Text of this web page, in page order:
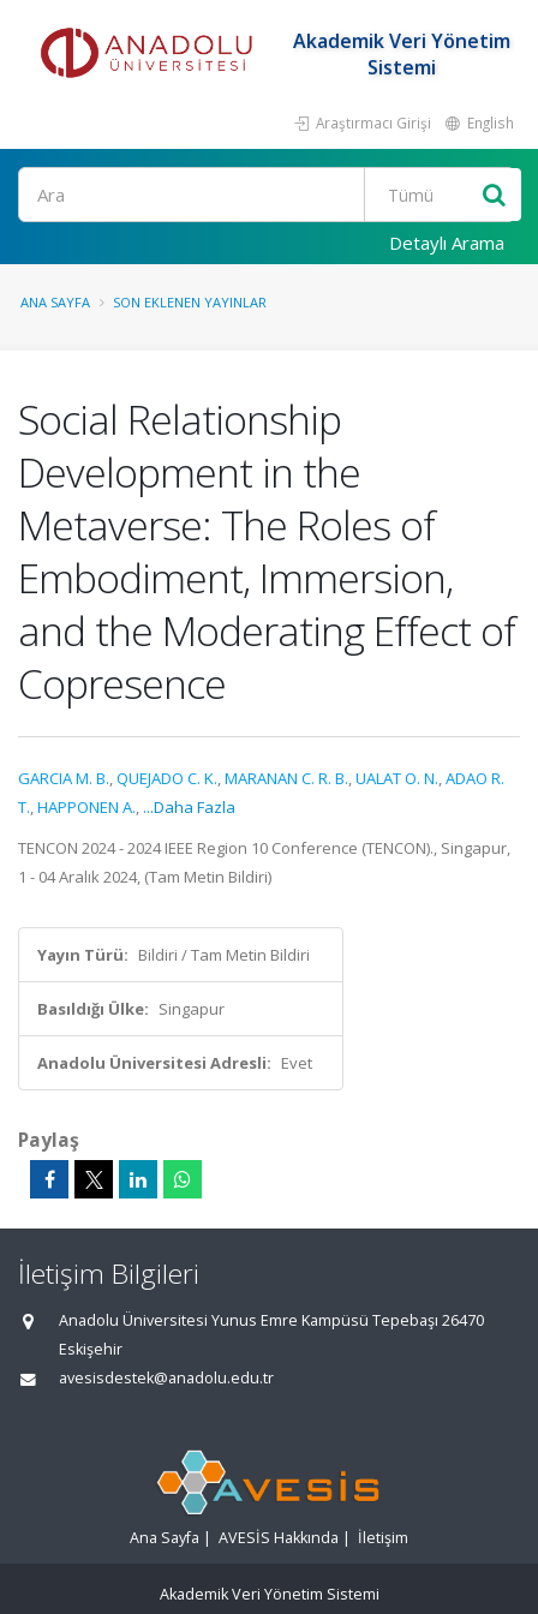
Akademik Veri Yönetim
Sistemi
Araştırmacı Girişi English
Ara
Detaylı Arama
ANA SAYFA SON EKLENEN YAYINLAR
Social Relationship
Development in the
Metaverse: The Roles of
Embodiment, Immersion,
and the Moderating Effect of
Copresence
GARCIA M. B.,QUEJADO C. K.,MARANAN C. R. B.,UALAT O. N.,ADAO R.
T.,HAPPONEN A., ...Daha Fazla
TENCON 2024 - 2024 IEEE Region 10 Conference (TENCON)., Singapur,
1 - 04 Aralık 2024, (Tam Metin Bildiri)
Yayın Türü: Bildiri / Tam Metin Bildiri
Basıldığı Ülke: Singapur
Anadolu Üniversitesi Adresli: Evet
Paylaş
İletişim Bilgileri
Anadolu Üniversitesi Yunus Emre Kampüsü Tepebaşı 26470
Eskişehir
avesisdestek@anadolu.edu.tr
Ana Sayfa | AVESİS Hakkında | İletişim
Akademik Veri Yönetim Sistemi